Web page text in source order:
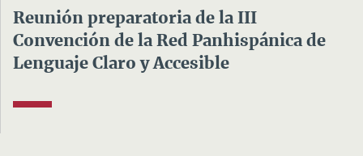
Reunión preparatoria de la III
Convención de la Red Panhispánica de
Lenguaje Claro y Accesible